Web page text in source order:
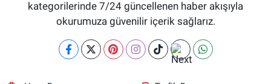
kategorilerinde 7/24 güncellenen haber akışıyla
okurumuza güvenilir içerik sağlarız.